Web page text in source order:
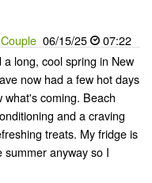
06/15/25
07:22
a long, cool spring in New
now had a few hot days
what's coming. Beach
and a craving
treats. My fridge is
summer anyway so I